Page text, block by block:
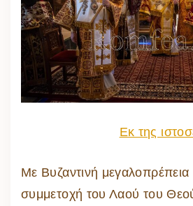
Εκ της
Με Βυζαντινή
συμμετοχή του Λαού του